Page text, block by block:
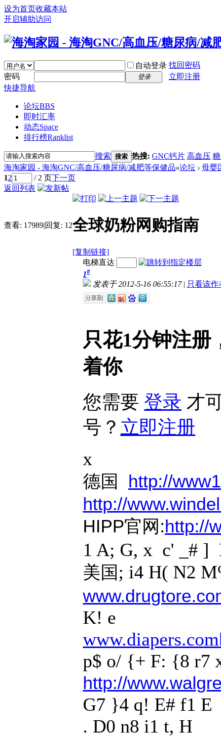
设为首页收藏本站
开启辅助访问
自动登录 找回密码
密码
登录
立即注册
快捷导航
论坛BBS
即时汇率
动态Space
排行榜Ranklist
搜索 搜索 热搜: GNC钙片 高血压
海淘家园 - 海淘GNC/高血压/糖尿病/减肥等保健品»论坛 › 母婴
12 / 2 页下一页
返回列表
查看: 17989|回复: 12全球奶粉网购指南
[复制链接]
电梯直达
1#
发表于 2012-5-16 06:55:17 | 只看该作
只花1分钟注册
着你
您需要 登录 才
号？ 立即注册
x
德国 http://
http://
HIPP官网:http://
1 A; G, x c' _# ]
美国; i4 H( N2
K! e
www.diapers.com
p$ o/ {+ F: {8 r7
http://
G7 }4 q! E# f1 E
. D0 n8 i1 t, H